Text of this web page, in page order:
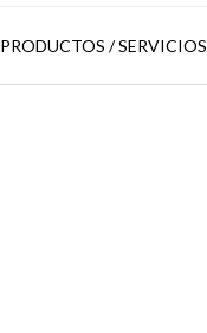
PRODUCTOS / SERVICIOS